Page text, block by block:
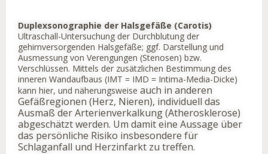
Duplexsonographie der Halsgefäße (Carotis)
Ultraschall-Untersuchung der Durchblutung der
gehirnversorgenden Halsgefäße; ggf. Darstellung und
Ausmessung von Verengungen (Stenosen) bzw.
Verschlüssen. Mittels der zusätzlichen Bestimmung des
inneren Wandaufbaus (IMT = IMD = Intima-Media-Dicke)
kann hier, und näherungsweise auch in anderen
Gefäßregionen (Herz, Nieren), individuell das
Ausmaß der Arterienverkalkung (Atherosklerose)
abgeschätzt werden. Um damit eine Aussage über
das persönliche Risiko insbesondere für
Schlaganfall und Herzinfarkt zu treffen.